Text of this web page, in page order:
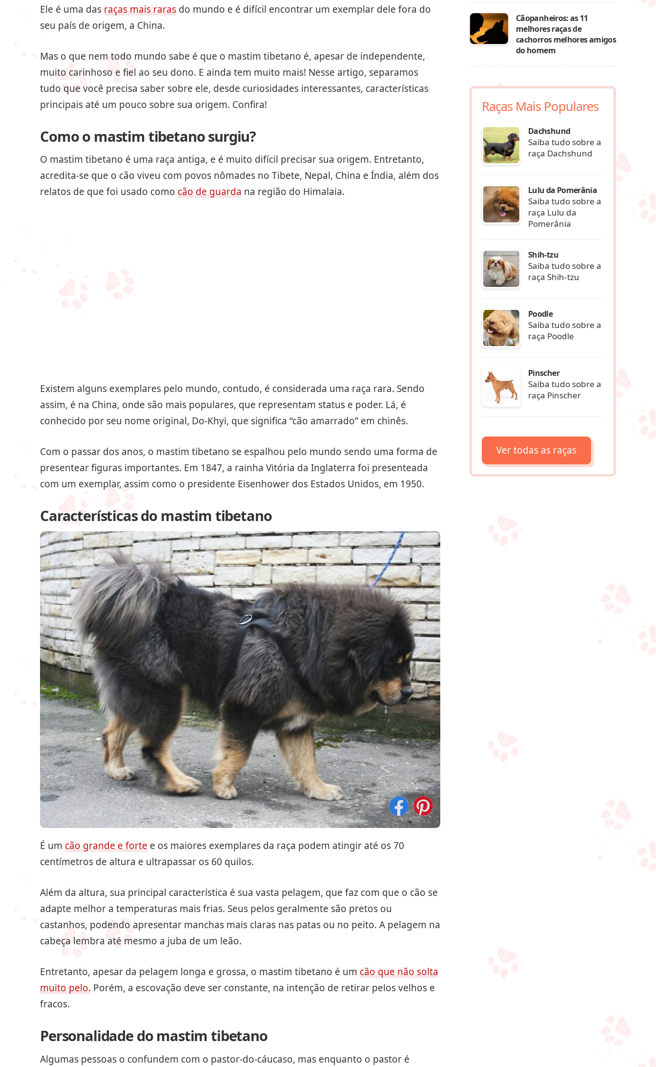
Ele é uma das raças mais raras do mundo e é difícil encontrar um exemplar dele fora do
seu país de origem, a China.
Mas o que nem todo mundo sabe é que o mastim tibetano é, apesar de independente,
muito carinhoso e fiel ao seu dono. E ainda tem muito mais! Nesse artigo, separamos
tudo que você precisa saber sobre ele, desde curiosidades interessantes, características
principais até um pouco sobre sua origem. Confira!
Como o mastim tibetano surgiu?
O mastim tibetano é uma raça antiga, e é muito difícil precisar sua origem. Entretanto,
acredita-se que o cão viveu com povos nômades no Tibete, Nepal, China e Índia, além dos
relatos de que foi usado como cão de guarda na região do Himalaia.
Existem alguns exemplares pelo mundo, contudo, é considerada uma raça rara. Sendo
assim, é na China, onde são mais populares, que representam status e poder. Lá, é
conhecido por seu nome original, Do-Khyi, que significa “cão amarrado” em chinês.
Com o passar dos anos, o mastim tibetano se espalhou pelo mundo sendo uma forma de
presentear figuras importantes. Em 1847, a rainha Vitória da Inglaterra foi presenteada
com um exemplar, assim como o presidente Eisenhower dos Estados Unidos, em 1950.
Características do mastim tibetano
É um cão grande e forte e os maiores exemplares da raça podem atingir até os 70
centímetros de altura e ultrapassar os 60 quilos.
Além da altura, sua principal característica é sua vasta pelagem, que faz com que o cão se
adapte melhor a temperaturas mais frias. Seus pelos geralmente são pretos ou
castanhos, podendo apresentar manchas mais claras nas patas ou no peito. A pelagem na
cabeça lembra até mesmo a juba de um leão.
Entretanto, apesar da pelagem longa e grossa, o mastim tibetano é um cão que não solta
muito pelo. Porém, a escovação deve ser constante, na intenção de retirar pelos velhos e
fracos.
Personalidade do mastim tibetano
Algumas pessoas o confundem com o pastor-do-cáucaso, mas enquanto o pastor é
Cãopanheiros: as 11
melhores raças de
cachorros melhores amigos
do homem
Raças Mais Populares
Dachshund
Saiba tudo sobre a
raça Dachshund
Lulu da Pomerânia
Saiba tudo sobre a
raça Lulu da
Pomerânia
Shih-tzu
Saiba tudo sobre a
raça Shih-tzu
Poodle
Saiba tudo sobre a
raça Poodle
Pinscher
Saiba tudo sobre a
raça Pinscher
Ver todas as raças